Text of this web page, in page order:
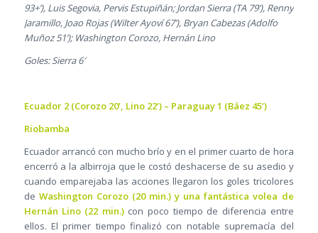
93+’), Luis Segovia, Pervis Estupiñán; Jordan Sierra (TA 79’), Renny
Jaramillo, Joao Rojas (Wilter Ayoví 67’), Bryan Cabezas (Adolfo
Muñoz 51’); Washington Corozo, Hernán Lino
Goles: Sierra 6′
Ecuador 2 (Corozo 20’, Lino 22’) – Paraguay 1 (Báez 45’)
Riobamba
Ecuador arrancó con mucho brío y en el primer cuarto de hora
encerró a la albirroja que le costó deshacerse de su asedio y
cuando emparejaba las acciones llegaron los goles tricolores
de Washington Corozo (20 min.) y una fantástica volea de
Hernán Lino (22 min.)con poco tiempo de diferencia entre
ellos. El primer tiempo finalizó con notable supremacía del